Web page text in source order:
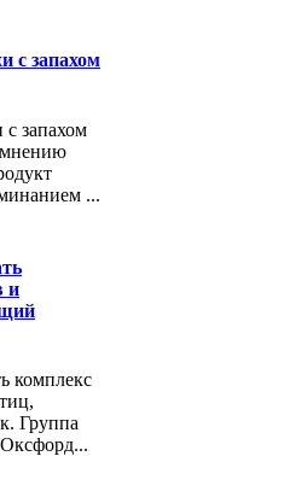
с запахом
запахом
мнению
...
и
комплекс
Группа